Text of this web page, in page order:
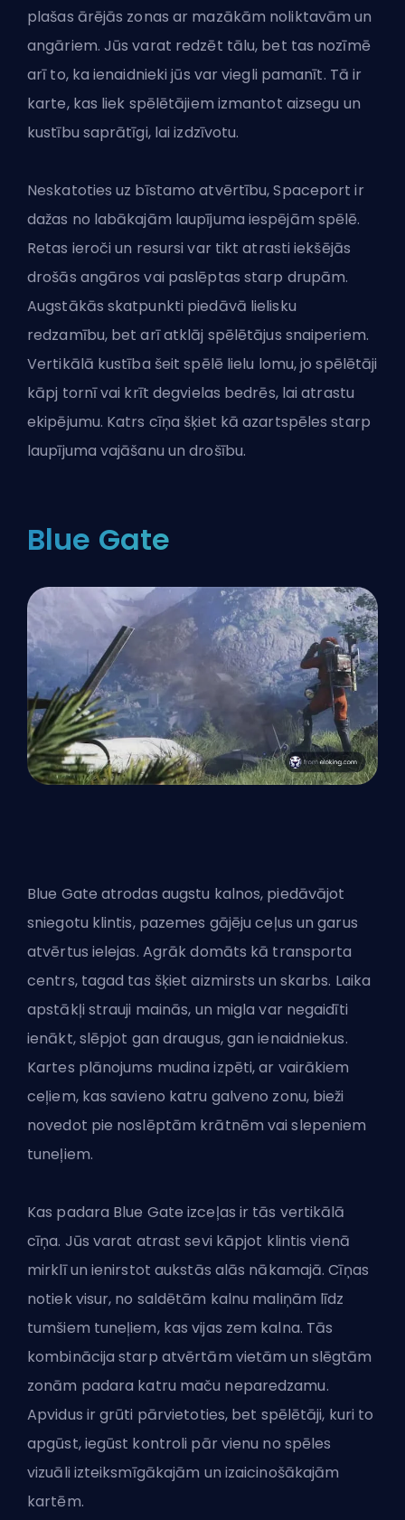
plašas ārējās zonas ar mazākām noliktavām un
angāriem. Jūs varat redzēt tālu, bet tas nozīmē
arī to, ka ienaidnieki jūs var viegli pamanīt. Tā ir
karte, kas liek spēlētājiem izmantot aizsegu un
kustību saprātīgi, lai izdzīvotu.
Neskatoties uz bīstamo atvērtību, Spaceport ir
dažas no labākajām laupījuma iespējām spēlē.
Retas ieroči un resursi var tikt atrasti iekšējās
drošās angāros vai paslēptas starp drupām.
Augstākās skatpunkti piedāvā lielisku
redzamību, bet arī atklāj spēlētājus snaiperiem.
Vertikālā kustība šeit spēlē lielu lomu, jo spēlētāji
kāpj tornī vai krīt degvielas bedrēs, lai atrastu
ekipējumu. Katrs cīņa šķiet kā azartspēles starp
laupījuma vajāšanu un drošību.
Blue Gate
Blue Gate atrodas augstu kalnos, piedāvājot
sniegotu klintis, pazemes gājēju ceļus un garus
atvērtus ielejas. Agrāk domāts kā transporta
centrs, tagad tas šķiet aizmirsts un skarbs. Laika
apstākļi strauji mainās, un migla var negaidīti
ienākt, slēpjot gan draugus, gan ienaidniekus.
Kartes plānojums mudina izpēti, ar vairākiem
ceļiem, kas savieno katru galveno zonu, bieži
novedot pie noslēptām krātnēm vai slepeniem
tuneļiem.
Kas padara Blue Gate izceļas ir tās vertikālā
cīņa. Jūs varat atrast sevi kāpjot klintis vienā
mirklī un ienirstot aukstās alās nākamajā. Cīņas
notiek visur, no saldētām kalnu maliņām līdz
tumšiem tuneļiem, kas vijas zem kalna. Tās
kombinācija starp atvērtām vietām un slēgtām
zonām padara katru maču neparedzamu.
Apvidus ir grūti pārvietoties, bet spēlētāji, kuri to
apgūst, iegūst kontroli pār vienu no spēles
vizuāli izteiksmīgākajām un izaicinošākajām
kartēm.